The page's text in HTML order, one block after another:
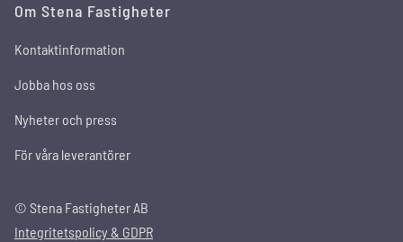
Om Stena Fastigheter
Kontaktinformation
Jobba hos oss
Nyheter och press
För våra leverantörer
© Stena Fastigheter AB
Integritetspolicy & GDPR